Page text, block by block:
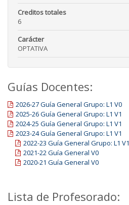
Creditos totales
6
Carácter
OPTATIVA
Guías Docentes:
2026-27 Guía General Grupo: L1 V0
2025-26 Guía General Grupo: L1 V1
2024-25 Guía General Grupo: L1 V1
2023-24 Guía General Grupo: L1 V1
2022-23 Guía General Grupo: L1 V1
2021-22 Guía General V0
2020-21 Guía General V0
Lista de Profesorado: